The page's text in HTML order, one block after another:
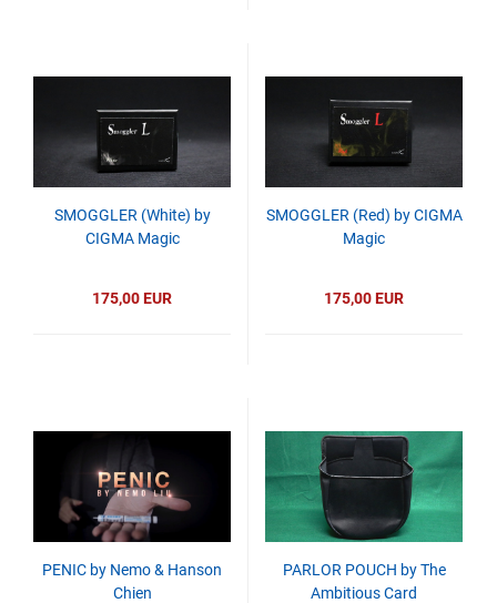
SMOGGLER (White) by
CIGMA Magic
175,00 EUR
SMOGGLER (Red) by CIGMA
Magic
175,00 EUR
PENIC by Nemo & Hanson
Chien
PARLOR POUCH by The
Ambitious Card